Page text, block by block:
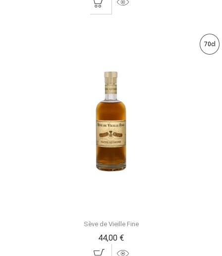
70cl
Sève de Vieille Fine
44,00 €